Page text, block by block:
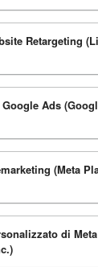
Retargeting
Ads
(Meta
di